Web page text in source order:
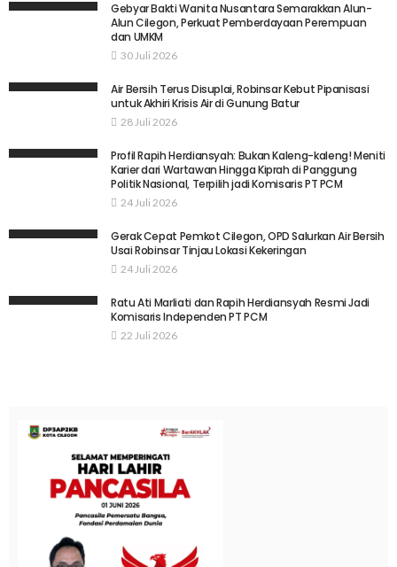
Gebyar Bakti Wanita Nusantara Semarakkan Alun-
Alun Cilegon, Perkuat Pemberdayaan Perempuan
dan UMKM
30 Juli 2026
Air Bersih Terus Disuplai, Robinsar Kebut Pipanisasi
untuk Akhiri Krisis Air di Gunung Batur
28 Juli 2026
Profil Rapih Herdiansyah: Bukan Kaleng-kaleng! Meniti
Karier dari Wartawan Hingga Kiprah di Panggung
Politik Nasional, Terpilih jadi Komisaris PT PCM
24 Juli 2026
Gerak Cepat Pemkot Cilegon, OPD Salurkan Air Bersih
Usai Robinsar Tinjau Lokasi Kekeringan
24 Juli 2026
Ratu Ati Marliati dan Rapih Herdiansyah Resmi Jadi
Komisaris Independen PT PCM
22 Juli 2026